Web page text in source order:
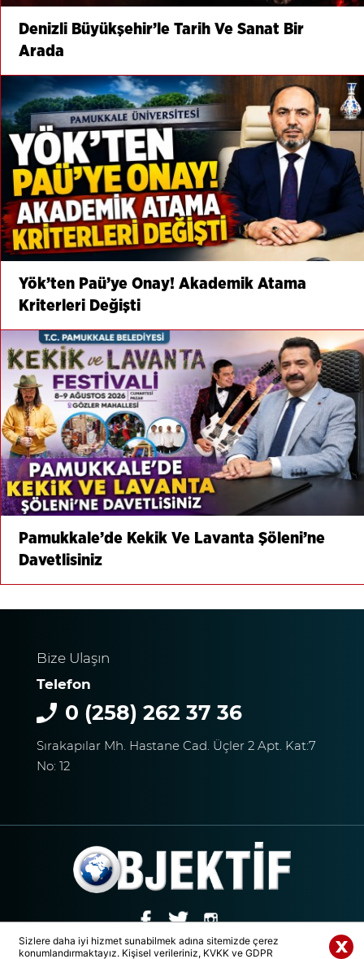
Sizlere daha iyi hizmet sunabilmek adına sitemizde çerez
konumlandırmaktayız. Kişisel verileriniz, KVKK ve GDPR
Denizli Büyükşehir’le Tarih Ve Sanat Bir
Arada
Yök’ten Paü’ye Onay! Akademik Atama
Kriterleri Değişti
Pamukkale’de Kekik Ve Lavanta Şöleni’ne
Davetlisiniz
Bize Ulaşın
Telefon
0 (258) 262 37 36
Sırakapılar Mh. Hastane Cad. Üçler 2 Apt. Kat:7
No: 12